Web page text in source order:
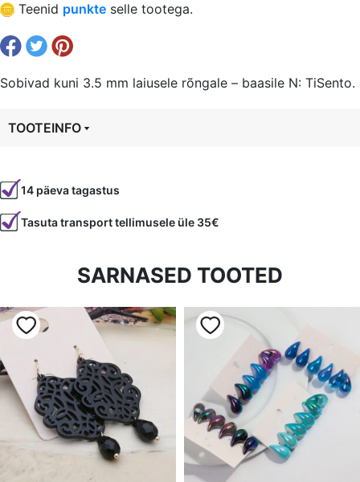
Teenid punkte selle tootega.
Sobivad kuni 3.5 mm laiusele rõngale – baasile N: TiSento.
TOOTEINFO
14 päeva tagastus
Tasuta transport tellimusele üle 35€
SARNASED TOOTED